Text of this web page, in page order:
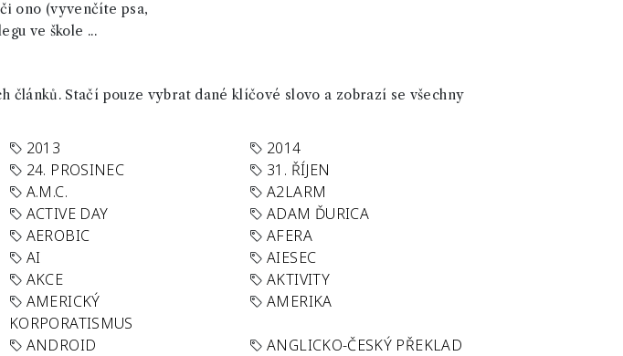
ono (vyvenčíte psa,
ve škole ...
článků. Stačí pouze vybrat dané klíčové slovo a zobrazí se všechny
2013
2014
24. PROSINEC
31. ŘÍJEN
A.M.C.
A2LARM
ACTIVE DAY
ADAM ĎURICA
AEROBIC
AFERA
AI
AIESEC
AKCE
AKTIVITY
AMERICKÝ
KORPORATISMUS
AMERIKA
ANDROID
ANGLICKO-ČESKÝ PŘEKLAD